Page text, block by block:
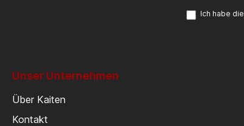
Ich habe die
Unser Unternehmen
Über Kaiten
Kontakt